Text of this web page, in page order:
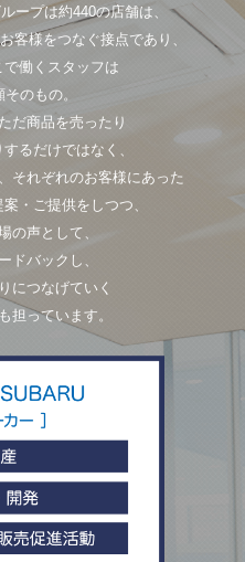
ープは約440の店舗は、
客様をつなぐ接点であり、
働くスタッフは
のもの。
だ商品を売ったり
るだけではなく、
それぞれのお客様にあった
・ご提供をしつつ、
の声として、
ドバックし、
につなげていく
担っています。